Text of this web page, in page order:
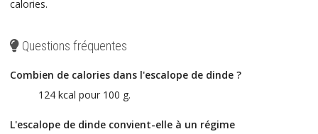
calories.
Questions fréquentes
Combien de calories dans l'escalope de dinde ?
124 kcal pour 100 g.
L'escalope de dinde convient-elle à un régime